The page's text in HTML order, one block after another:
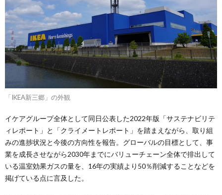
「IKEA新三郷」の外観
イケアグループ全体として同日公表した2022年版「サステナビリテ
ィレポート」と「クライメートレポート」を踏まえながら、取り組
みの進捗状況と今後の方向性を報告。グローバルの目標として、事
業を成長させながら2030年までにバリューチェーン全体で排出して
いる温室効果ガスの量を、16年の実績より50％削減することなどを
掲げている点に言及した。